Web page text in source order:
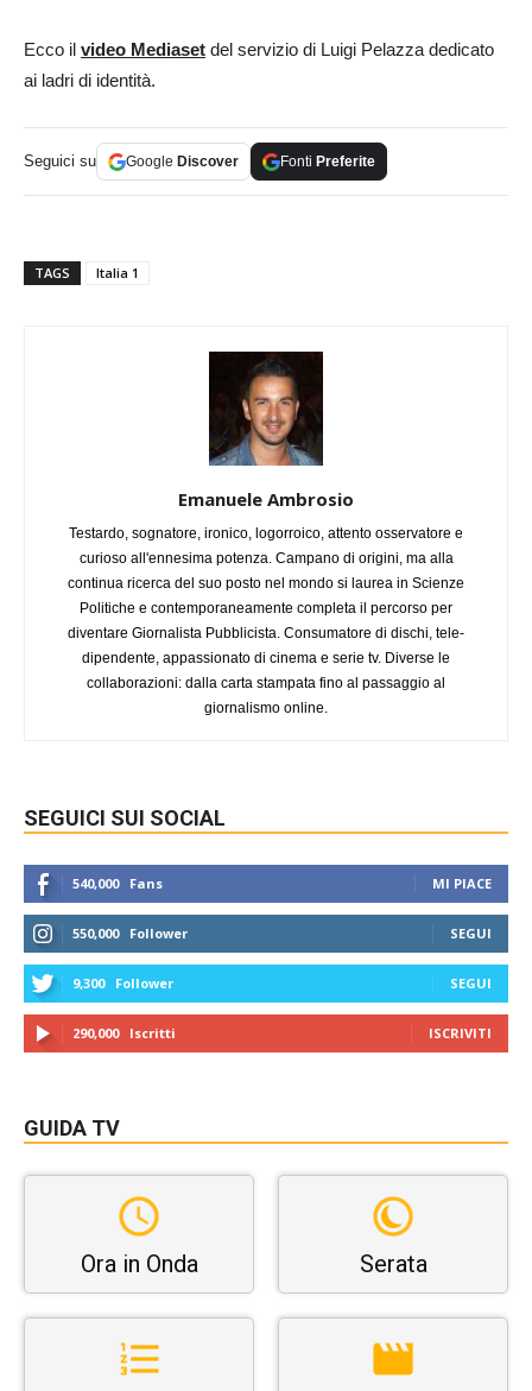
Ecco il video Mediaset del servizio di Luigi Pelazza dedicato
ai ladri di identità.
Seguici su Google Discover Fonti Preferite
TAGS Italia 1
Emanuele Ambrosio
Testardo, sognatore, ironico, logorroico, attento osservatore e
curioso all'ennesima potenza. Campano di origini, ma alla
continua ricerca del suo posto nel mondo si laurea in Scienze
Politiche e contemporaneamente completa il percorso per
diventare Giornalista Pubblicista. Consumatore di dischi, tele-
dipendente, appassionato di cinema e serie tv. Diverse le
collaborazioni: dalla carta stampata fino al passaggio al
giornalismo online.
SEGUICI SUI SOCIAL
540,000 Fans MI PIACE
550,000 Follower SEGUI
9,300 Follower SEGUI
290,000 Iscritti ISCRIVITI
GUIDA TV
Ora in Onda Serata